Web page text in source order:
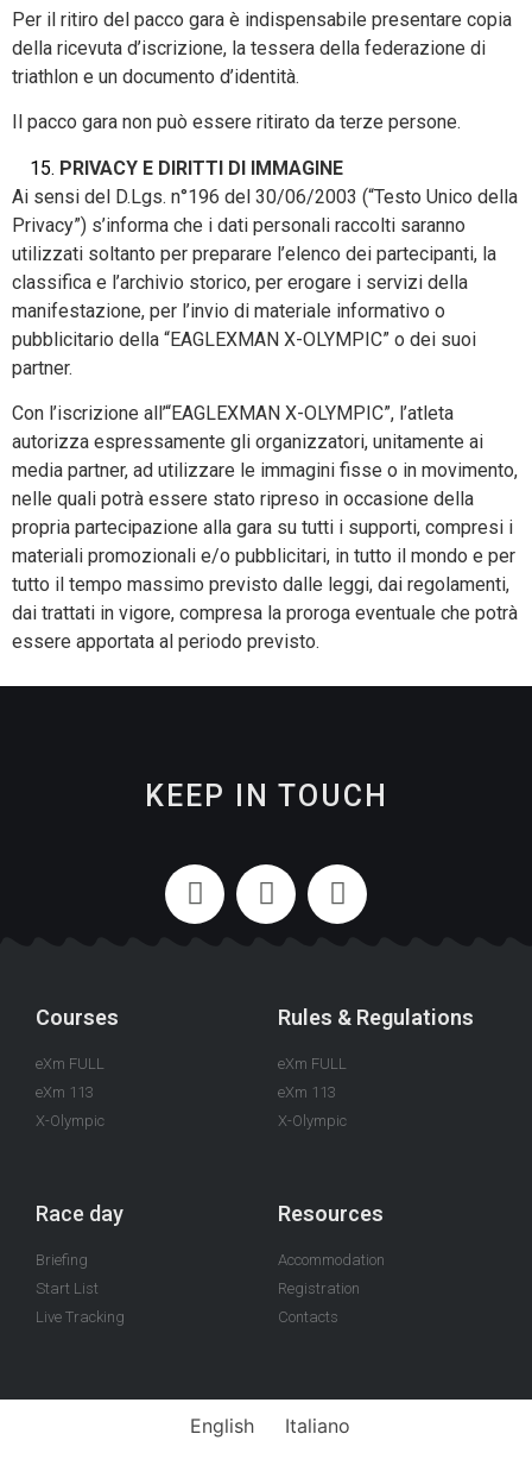
Per il ritiro del pacco gara è indispensabile presentare copia
della ricevuta d’iscrizione, la tessera della federazione di
triathlon e un documento d’identità.
Il pacco gara non può essere ritirato da terze persone.
PRIVACY E DIRITTI DI IMMAGINE
Ai sensi del D.Lgs. n°196 del 30/06/2003 (“Testo Unico della
Privacy”) s’informa che i dati personali raccolti saranno
utilizzati soltanto per preparare l’elenco dei partecipanti, la
classifica e l’archivio storico, per erogare i servizi della
manifestazione, per l’invio di materiale informativo o
pubblicitario della “EAGLEXMAN X-OLYMPIC” o dei suoi
partner.
Con l’iscrizione all’“EAGLEXMAN X-OLYMPIC”, l’atleta
autorizza espressamente gli organizzatori, unitamente ai
media partner, ad utilizzare le immagini fisse o in movimento,
nelle quali potrà essere stato ripreso in occasione della
propria partecipazione alla gara su tutti i supporti, compresi i
materiali promozionali e/o pubblicitari, in tutto il mondo e per
tutto il tempo massimo previsto dalle leggi, dai regolamenti,
dai trattati in vigore, compresa la proroga eventuale che potrà
essere apportata al periodo previsto.
KEEP IN TOUCH
Courses
eXm FULL
eXm 113
X-Olympic
Rules & Regulations
eXm FULL
eXm 113
X-Olympic
Race day
Briefing
Start List
Live Tracking
Resources
Accommodation
Registration
Contacts
English Italiano